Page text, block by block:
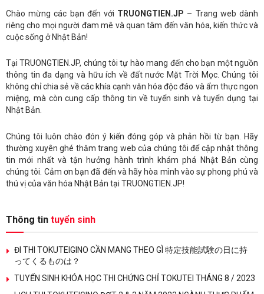
Chào mừng các bạn đến với TRUONGTIEN.JP – Trang web dành
riêng cho mọi người đam mê và quan tâm đến văn hóa, kiến thức và
cuộc sống ở Nhật Bản!
Tại TRUONGTIEN.JP, chúng tôi tự hào mang đến cho bạn một nguồn
thông tin đa dạng và hữu ích về đất nước Mặt Trời Mọc. Chúng tôi
không chỉ chia sẻ về các khía cạnh văn hóa độc đáo và ẩm thực ngon
miệng, mà còn cung cấp thông tin về tuyển sinh và tuyển dụng tại
Nhật Bản.
Chúng tôi luôn chào đón ý kiến đóng góp và phản hồi từ bạn. Hãy
thường xuyên ghé thăm trang web của chúng tôi để cập nhật thông
tin mới nhất và tận hưởng hành trình khám phá Nhật Bản cùng
chúng tôi. Cảm ơn bạn đã đến và hãy hòa mình vào sự phong phú và
thú vị của văn hóa Nhật Bản tại TRUONGTIEN.JP!
Thông tin tuyển sinh
ĐI THI TOKUTEIGINO CẦN MANG THEO GÌ 特定技能試験の日に持
ってくるものは？
TUYỂN SINH KHÓA HỌC THI CHỨNG CHỈ TOKUTEI THÁNG 8 / 2023